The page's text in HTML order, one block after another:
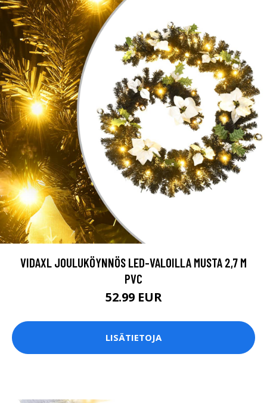
VIDAXL JOULUKÖYNNÖS LED-VALOILLA MUSTA 2,7 M
PVC
52.99 EUR
LISÄTIETOJA